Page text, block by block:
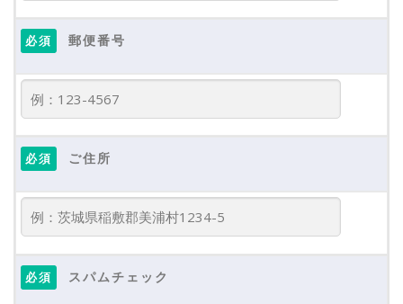
必須 郵便番号
必須 ご住所
必須 スパムチェック